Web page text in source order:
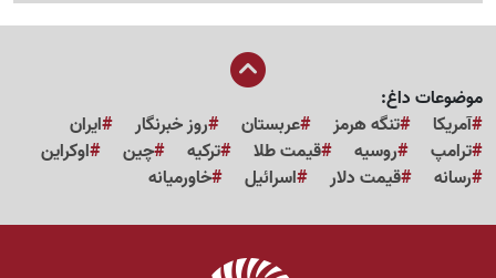
موضوعات داغ:
آمریکا
تنگه هرمز عربستان روز خبرنگار
ایران
ترامپ
روسیه قیمت طلا ترکیه چین
اوکراین
رسانه
قیمت دلار اسرائیل خاورمیانه